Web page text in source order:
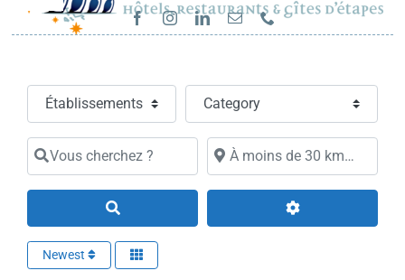
Navigation
Hébergements et restaurants
Séjours & randonnées
Cartes cadeaux
Select search type Category
Vous cherchez ? À moins de 30 km…
Search
Newest